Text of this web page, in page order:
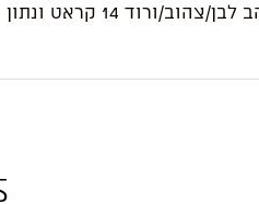
מיוצר בישראל בעבודת יד בזהב לבן/צהוב/ורוד 14 קראט ונתון